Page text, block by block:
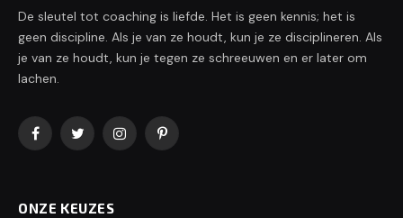
De sleutel tot coaching is liefde. Het is geen kennis; het is
geen discipline. Als je van ze houdt, kun je ze disciplineren. Als
je van ze houdt, kun je tegen ze schreeuwen en er later om
lachen.
FacebookTwitterInstagramPinterest
ONZE KEUZES